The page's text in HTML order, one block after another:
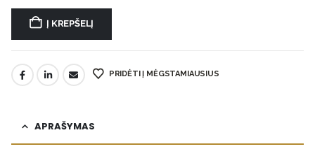
Į KREPŠELĮ
PRIDĖTI Į MĖGSTAMIAUSIUS
APRAŠYMAS